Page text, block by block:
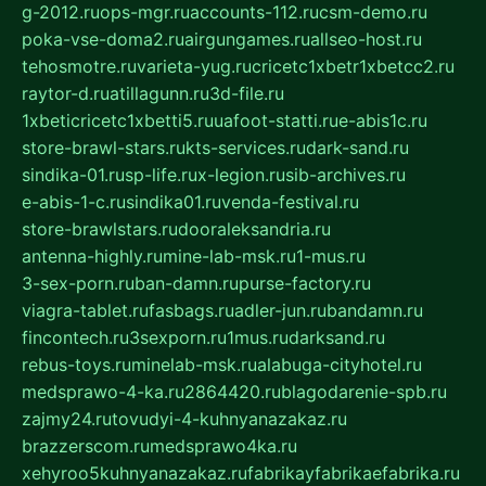
g-2012.ruops-mgr.ruaccounts-112.rucsm-demo.ru
poka-vse-doma2.ruairgungames.ruallseo-host.ru
tehosmotre.ruvarieta-yug.rucricetc1xbetr1xbetcc2.ru
raytor-d.ruatillagunn.ru3d-file.ru
1xbeticricetc1xbetti5.ruuafoot-statti.rue-abis1c.ru
store-brawl-stars.rukts-services.rudark-sand.ru
sindika-01.rusp-life.rux-legion.rusib-archives.ru
e-abis-1-c.rusindika01.ruvenda-festival.ru
store-brawlstars.rudooraleksandria.ru
antenna-highly.rumine-lab-msk.ru1-mus.ru
3-sex-porn.ruban-damn.rupurse-factory.ru
viagra-tablet.rufasbags.ruadler-jun.rubandamn.ru
fincontech.ru3sexporn.ru1mus.rudarksand.ru
rebus-toys.ruminelab-msk.rualabuga-cityhotel.ru
medsprawo-4-ka.ru2864420.rublagodarenie-spb.ru
zajmy24.rutovudyi-4-kuhnyanazakaz.ru
brazzerscom.rumedsprawo4ka.ru
xehyroo5kuhnyanazakaz.rufabrikayfabrikaefabrika.ru